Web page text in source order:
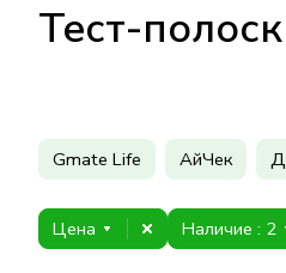
Тест-
Gmate Life АйЧек
Цена Наличие : 2